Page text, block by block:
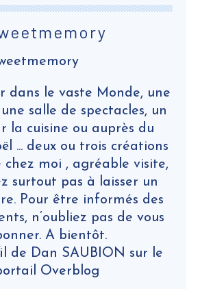
dans le vaste Monde, une
salle de spectacles, un
la cuisine ou auprès du
... deux ou trois créations
chez moi , agréable visite,
surtout pas à laisser un
Pour être informés des
n’oubliez pas de vous
A bientôt.
de Dan SAUBION sur le
Overblog